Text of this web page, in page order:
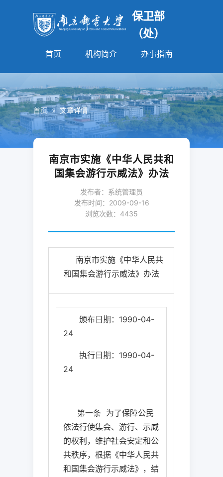
保卫部
（处）
首页 机构简介 办事指南
首页 > 文章详情
南京市实施《中华人民共和
国集会游行示威法》办法
发布者：系统管理员
发布时间：2009-09-16
浏览次数： 4435
南京市实施《中华人民共
和国集会游行示威法》办法
颁布日期： 1990-04-
24
执行日期： 1990-04-
24
第一条 为了保障公民
依法行使集会、游行、示威
的权利，维护社会安定和公
共秩序，根据《中华人民共
和国集会游行示威法》，结